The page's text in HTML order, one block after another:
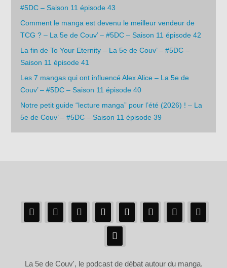
#5DC – Saison 11 épisode 43
Comment le manga est devenu le meilleur vendeur de
TCG ? – La 5e de Couv’ – #5DC – Saison 11 épisode 42
La fin de To Your Eternity – La 5e de Couv’ – #5DC –
Saison 11 épisode 41
Les 7 mangas qui ont influencé Alex Alice – La 5e de
Couv’ – #5DC – Saison 11 épisode 40
Notre petit guide “lecture manga” pour l’été (2026) ! – La
5e de Couv’ – #5DC – Saison 11 épisode 39
La 5e de Couv', le podcast de débat autour du manga.